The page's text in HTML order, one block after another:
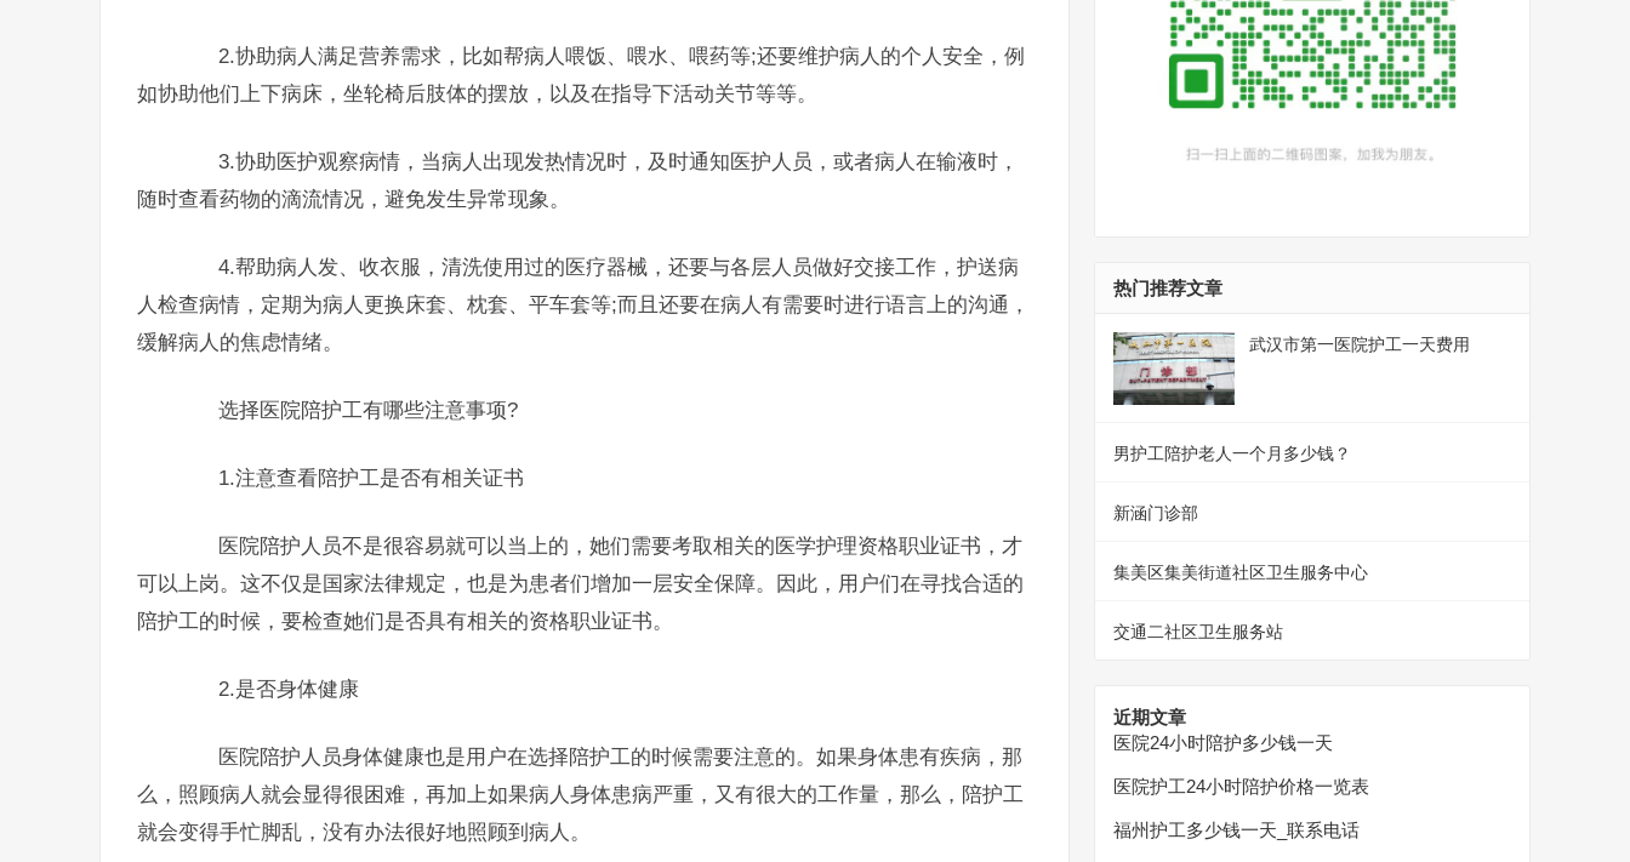
2.协助病人满足营养需求，比如帮病人喂饭、喂水、喂药等;还要维护病人的个人安全，例
如协助他们上下病床，坐轮椅后肢体的摆放，以及在指导下活动关节等等。
3.协助医护观察病情，当病人出现发热情况时，及时通知医护人员，或者病人在输液时，
随时查看药物的滴流情况，避免发生异常现象。
4.帮助病人发、收衣服，清洗使用过的医疗器械，还要与各层人员做好交接工作，护送病
人检查病情，定期为病人更换床套、枕套、平车套等;而且还要在病人有需要时进行语言上的沟通，
缓解病人的焦虑情绪。
选择医院陪护工有哪些注意事项?
1.注意查看陪护工是否有相关证书
医院陪护人员不是很容易就可以当上的，她们需要考取相关的医学护理资格职业证书，才
可以上岗。这不仅是国家法律规定，也是为患者们增加一层安全保障。因此，用户们在寻找合适的
陪护工的时候，要检查她们是否具有相关的资格职业证书。
2.是否身体健康
医院陪护人员身体健康也是用户在选择陪护工的时候需要注意的。如果身体患有疾病，那
么，照顾病人就会显得很困难，再加上如果病人身体患病严重，又有很大的工作量，那么，陪护工
就会变得手忙脚乱，没有办法很好地照顾到病人。
热门推荐文章
武汉市第一医院护工一天费用
男护工陪护老人一个月多少钱？
新涵门诊部
集美区集美街道社区卫生服务中心
交通二社区卫生服务站
近期文章
医院24小时陪护多少钱一天
医院护工24小时陪护价格一览表
福州护工多少钱一天_联系电话